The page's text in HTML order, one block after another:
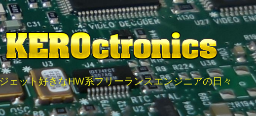
ェット好きなHW系フリーランスエンジニアの日々